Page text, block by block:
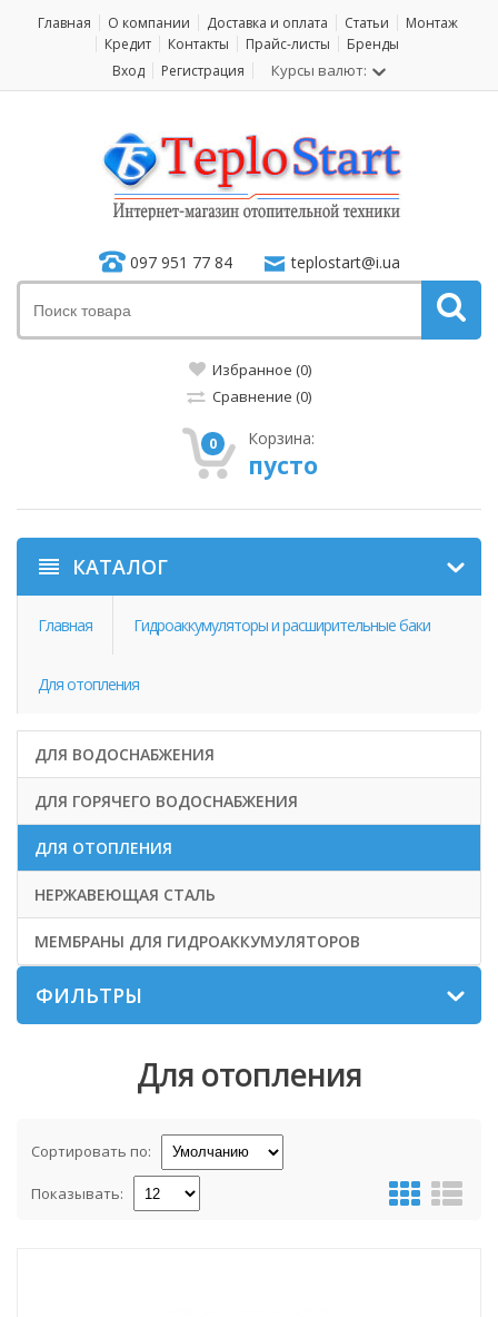
Главная О компании Доставка и оплата Статьи
Монтаж
Кредит
Контакты Прайс-листы
Бренды
Вход
Регистрация Курсы валют:
097 951 77 84 teplostart@i.ua
Избранное (0)
Сравнение (0)
0 Корзина:
пусто
КАТАЛОГ
Главная Гидроаккумуляторы и расширительные баки
Для отопления
ДЛЯ ВОДОСНАБЖЕНИЯ
ДЛЯ ГОРЯЧЕГО ВОДОСНАБЖЕНИЯ
ДЛЯ ОТОПЛЕНИЯ
НЕРЖАВЕЮЩАЯ СТАЛЬ
МЕМБРАНЫ ДЛЯ ГИДРОАККУМУЛЯТОРОВ
ФИЛЬТРЫ
Для отопления
Сортировать по:
Показывать: